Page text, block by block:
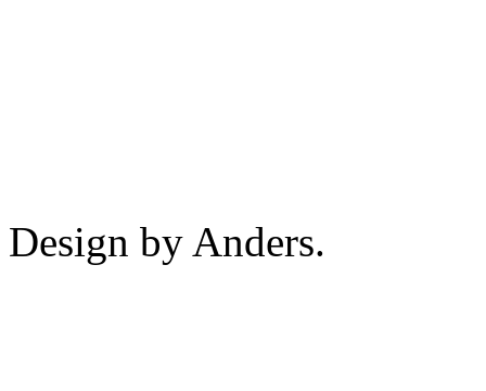
Design by Anders.